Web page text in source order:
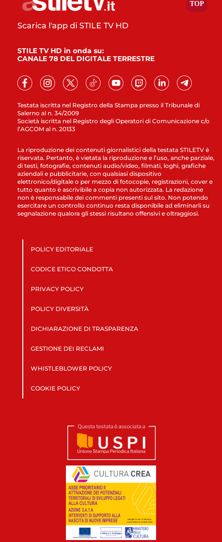
Testata iscritta nel Registro della Stampa presso il Tribunale di
Salerno al n. 34/2009
Società iscritta nel Registro degli Operatori di Comunicazione c/o
l’AGCOM al n. 20133
Scarica l'app di STILE TV HD
STILE TV HD in onda su:
CANALE 78 DEL DIGITALE TERRESTRE
La riproduzione dei contenuti giornalistici della testata STILETV è
riservata. Pertanto, è vietata la riproduzione e l’uso, anche parziale,
di testi, fotografie, contenuti audio/video, filmati, loghi, grafiche
aziendali e pubblicitarie, con qualsiasi dispositivo
elettronico/digitale o per mezzo di fotocopie, registrazioni, cover e
tutto quanto è ascrivibile a copia non autorizzata. La redazione
non è responsabile dei commenti presenti sul sito. Non potendo
esercitare un controllo continuo resta disponibile ad eliminarli su
segnalazione qualora gli stessi risultano offensivi e oltraggiosi.
POLICY EDITORIALE
CODICE ETICO CONDOTTA
PRIVACY POLICY
POLICY DIVERSITÀ
DICHIARAZIONE DI TRASPARENZA
GESTIONE DEI RECLAMI
WHISTLEBLOWER POLICY
COOKIE POLICY